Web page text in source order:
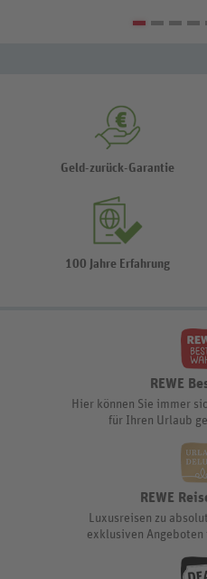
Geld-zurück-Garantie
100 Jahre Erfahrung
REWE
Hier können Sie immer
für Ihren Urlaub
REWE
Luxusreisen zu
exklusiven